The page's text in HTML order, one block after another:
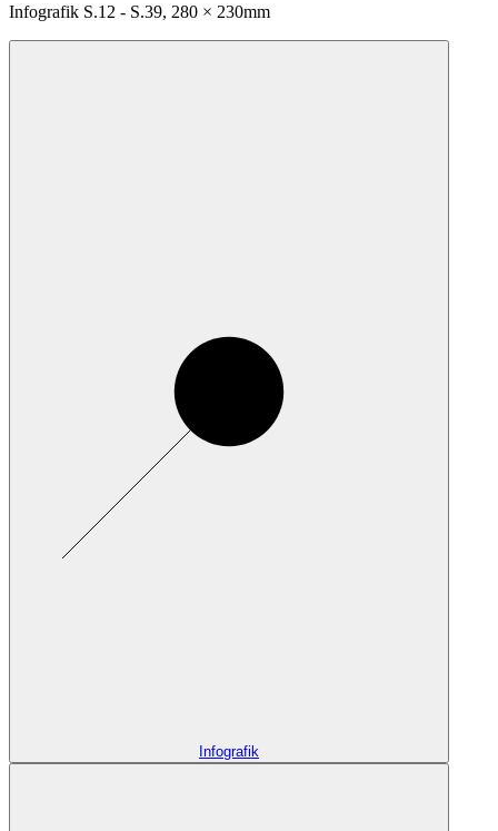
Infografik S.12 - S.39, 280 × 230mm
Infografik